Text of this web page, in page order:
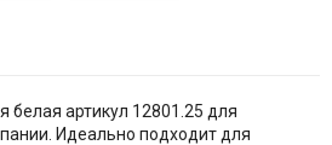
артикул 12801.25 для
Идеально подходит для